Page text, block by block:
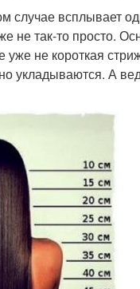
случае всплывает
не так-то просто.
уже не короткая
укладываются. А